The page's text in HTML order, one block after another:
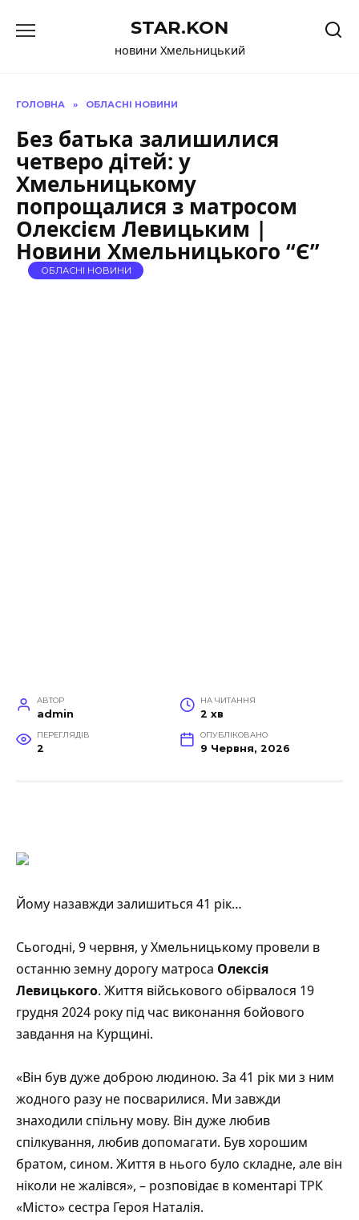
до
STAR.KON
новини Хмельницький
ГОЛОВНА » ОБЛАСНІ НОВИНИ
Без батька залишилися
четверо дітей: у
Хмельницькому
попрощалися з матросом
Олексієм Левицьким |
Новини Хмельницького “Є”
ОБЛАСНІ НОВИНИ
АВТОР
admin
НА ЧИТАННЯ
2 хв
ПЕРЕГЛЯДІВ
2
ОПУБЛІКОВАНО
9 Червня, 2026
Йому назавжди залишиться 41 рік…
Сьогодні, 9 червня, у Хмельницькому провели в
останню земну дорогу матроса Олексія
Левицького. Життя військового обірвалося 19
грудня 2024 року під час виконання бойового
завдання на Курщині.
«Він був дуже доброю людиною. За 41 рік ми з ним
жодного разу не посварилися. Ми завжди
знаходили спільну мову. Він дуже любив
спілкування, любив допомагати. Був хорошим
братом, сином. Життя в нього було складне, але він
ніколи не жалівся», – розповідає в коментарі ТРК
«Місто» сестра Героя Наталія.